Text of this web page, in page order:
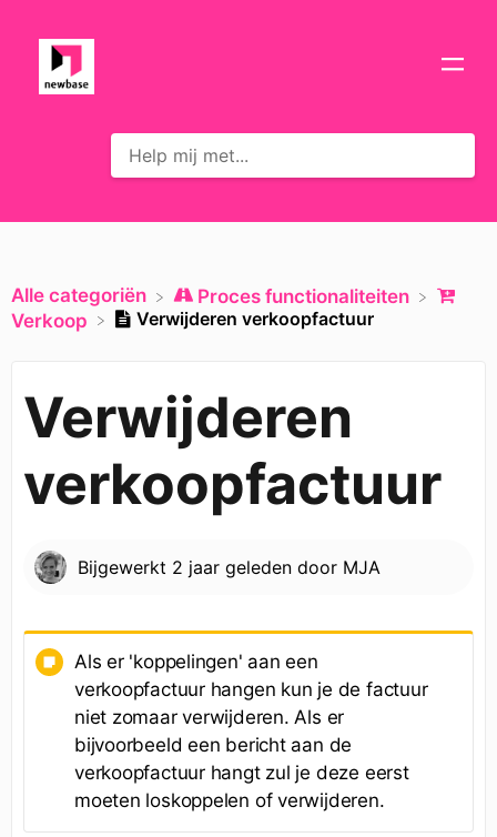
Alle categoriën
​Proces functionaliteiten
​Verkoop
Verwijderen verkoopfactuur
Verwijderen
verkoopfactuur
Bijgewerkt 2 jaar geleden door MJA
Als er 'koppelingen' aan een
verkoopfactuur hangen kun je de factuur
niet zomaar verwijderen. Als er
bijvoorbeeld een bericht aan de
verkoopfactuur hangt zul je deze eerst
moeten loskoppelen of verwijderen.